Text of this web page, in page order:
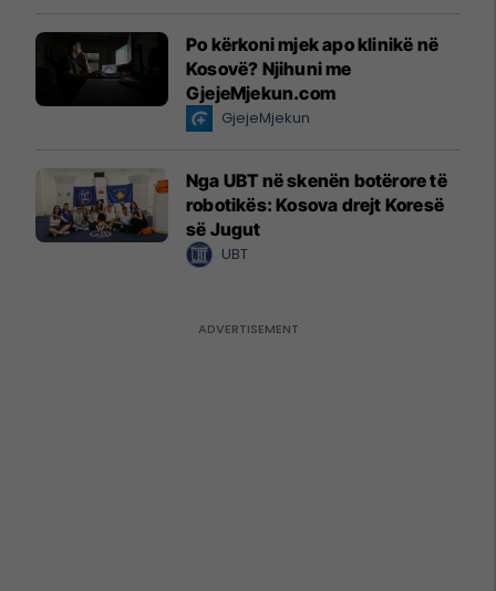
Po kërkoni mjek apo klinikë në
Kosovë? Njihuni me
GjejeMjekun.com
GjejeMjekun
Nga UBT në skenën botërore të
robotikës: Kosova drejt Koresë
së Jugut
UBT